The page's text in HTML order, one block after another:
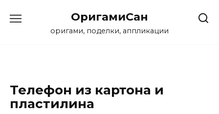
содержанию
ОригамиСан
оригами, поделки, аппликации
Телефон из картона и
пластилина